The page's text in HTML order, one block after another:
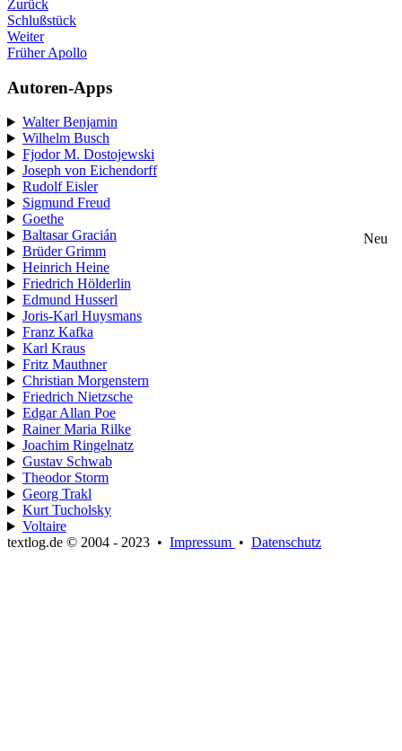
Zurück
Schlußstück
Weiter
Früher Apollo
Autoren-Apps
Walter Benjamin
Wilhelm Busch
Fjodor M. Dostojewski
Joseph von Eichendorff
Rudolf Eisler
Sigmund Freud
Goethe
Baltasar Gracián
Neu
Brüder Grimm
Heinrich Heine
Friedrich Hölderlin
Edmund Husserl
Joris-Karl Huysmans
Franz Kafka
Karl Kraus
Fritz Mauthner
Christian Morgenstern
Friedrich Nietzsche
Edgar Allan Poe
Rainer Maria Rilke
Joachim Ringelnatz
Gustav Schwab
Theodor Storm
Georg Trakl
Kurt Tucholsky
Voltaire
textlog.de © 2004 - 2023 • Impressum • Datenschutz